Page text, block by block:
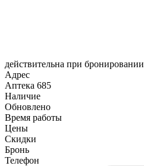
действительна при бронировании
Адрес
Аптека 685
Наличие
Обновлено
Время работы
Цены
Скидки
Бронь
Телефон